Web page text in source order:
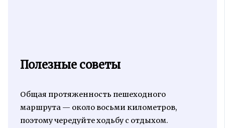
Полезные советы
Общая протяженность пешеходного
маршрута — около восьми километров,
поэтому чередуйте ходьбу с отдыхом.